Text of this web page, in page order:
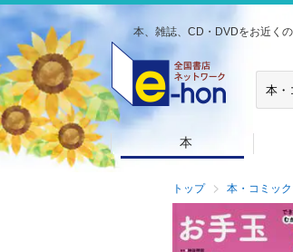
本、雑誌、CD・DVDをお近く
本
トップ 本・コミック